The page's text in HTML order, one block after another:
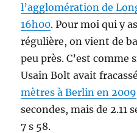
l’agglomération de
16h00. Pour moi qui y
régulière, on vient de
peu près. C’est comme
Usain Bolt avait
mètres à Berlin en 2009
secondes, mais de 2.11
7 s 58.